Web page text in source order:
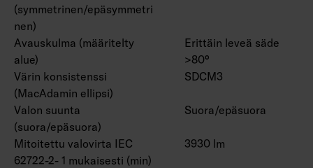
(symmetrinen/epäsymmetri
nen)
Avauskulma (määritelty
alue)
Erittäin leveä säde
>80°
Värin konsistenssi
(MacAdamin ellipsi)
SDCM3
Valon suunta
(suora/epäsuora)
Suora/epäsuora
Mitoitettu valovirta IEC
62722-2- 1 mukaisesti (min)
3930 lm